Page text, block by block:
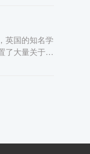
英国的知名学
了大量关于社